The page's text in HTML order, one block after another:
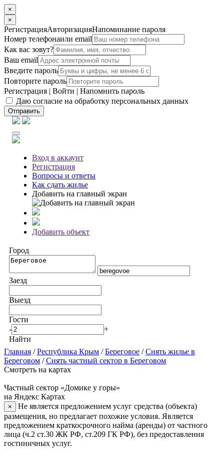
×
×
РегистрацияАвторизацияНапоминание пароля
Номер телефонаили email
Как вас зовут?
Ваш email
Введите пароль
Повторите пароль
Регистрация | Войти | Напомнить пароль
Даю согласие на обработку персональных данных
Отправить
Вход в аккаунт
Регистрация
Вопросы и ответы
Как сдать жилье
Добавить на главный экран
Добавить объект
Город
Заезд
Выезд
Гости
-
+
Найти
Главная /Республика Крым /Береговое /Снять жилье в
Береговом /Снять частный сектор в Береговом
Смотреть на картах
Частный сектор «Домике у горы»
на Яндекс Картах
×
Не является предложением услуг средства (объекта)
размещения, но предлагает похожие условия. Является
предложением краткосрочного найма (аренды) от частного
лица (ч.2 ст.30 ЖК РФ, ст.209 ГК РФ), без предоставления
гостиничных услуг.